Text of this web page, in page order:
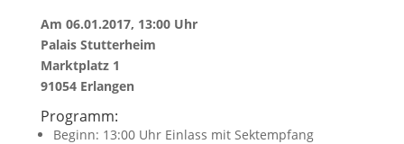
Am 06.01.2017, 13:00 Uhr
Palais Stutterheim
Marktplatz 1
91054 Erlangen
Programm:
Beginn: 13:00 Uhr Einlass mit Sektempfang